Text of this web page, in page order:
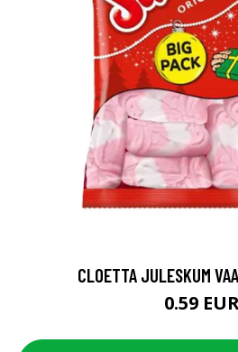
CLOETTA JULESKUM
0.59